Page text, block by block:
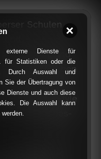
Schulen
Innenstadt und
haben
im Moers-Style
moersbikes-
Volksbank
externe Dienste für
für Statistiken oder die
Durch Auswahl und
Sie der Übertragung von
Dienste und auch diese
Die Auswahl kann